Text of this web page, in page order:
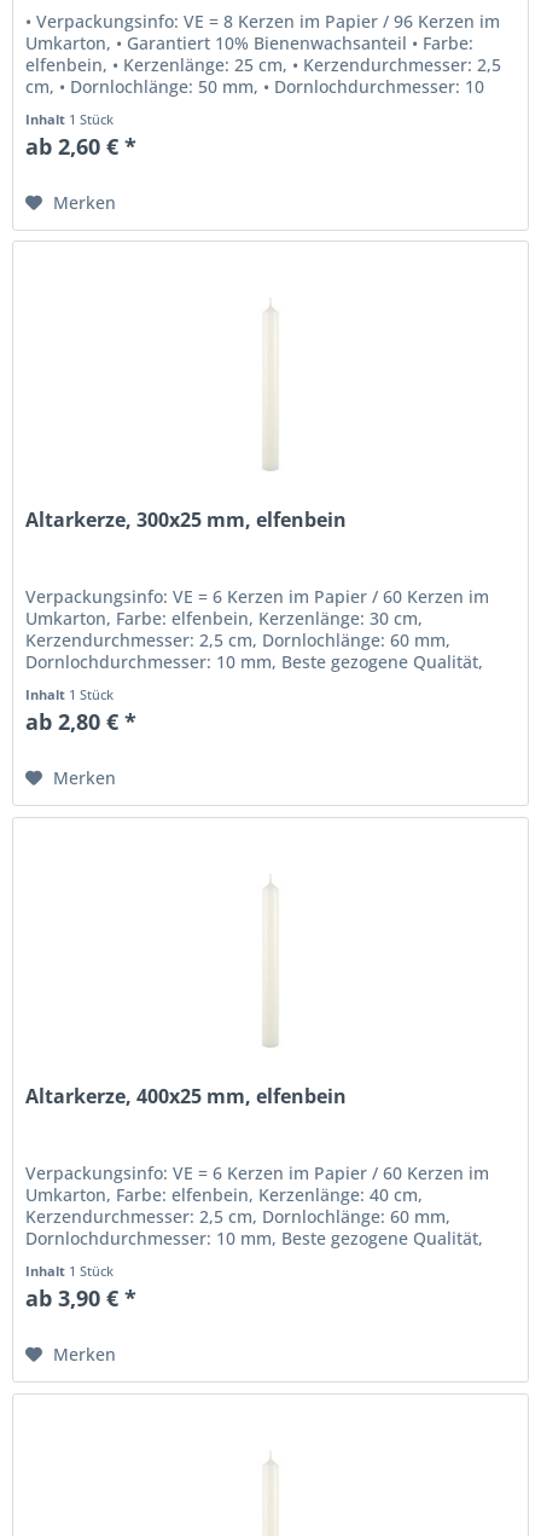
• Verpackungsinfo: VE = 8 Kerzen im Papier / 96 Kerzen im
Umkarton, • Garantiert 10% Bienenwachsanteil • Farbe:
elfenbein, • Kerzenlänge: 25 cm, • Kerzendurchmesser: 2,5
cm, • Dornlochlänge: 50 mm, • Dornlochdurchmesser: 10
Inhalt 1 Stück
ab 2,60 € *
Merken
Altarkerze, 300x25 mm, elfenbein
Verpackungsinfo: VE = 6 Kerzen im Papier / 60 Kerzen im
Umkarton, Farbe: elfenbein, Kerzenlänge: 30 cm,
Kerzendurchmesser: 2,5 cm, Dornlochlänge: 60 mm,
Dornlochdurchmesser: 10 mm, Beste gezogene Qualität,
Inhalt 1 Stück
ab 2,80 € *
Merken
Altarkerze, 400x25 mm, elfenbein
Verpackungsinfo: VE = 6 Kerzen im Papier / 60 Kerzen im
Umkarton, Farbe: elfenbein, Kerzenlänge: 40 cm,
Kerzendurchmesser: 2,5 cm, Dornlochlänge: 60 mm,
Dornlochdurchmesser: 10 mm, Beste gezogene Qualität,
Inhalt 1 Stück
ab 3,90 € *
Merken